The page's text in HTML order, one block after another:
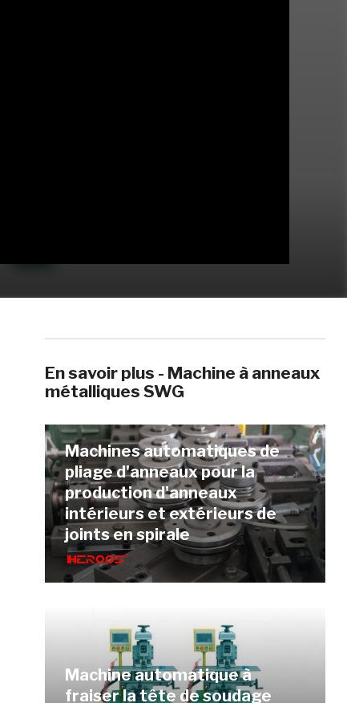
En savoir plus - Machine à anneaux
métalliques SWG
Machines automatiques de
pliage d'anneaux pour la
production d'anneaux
intérieurs et extérieurs de
joints en spirale
Machine automatique à
fraiser la tête de soudage